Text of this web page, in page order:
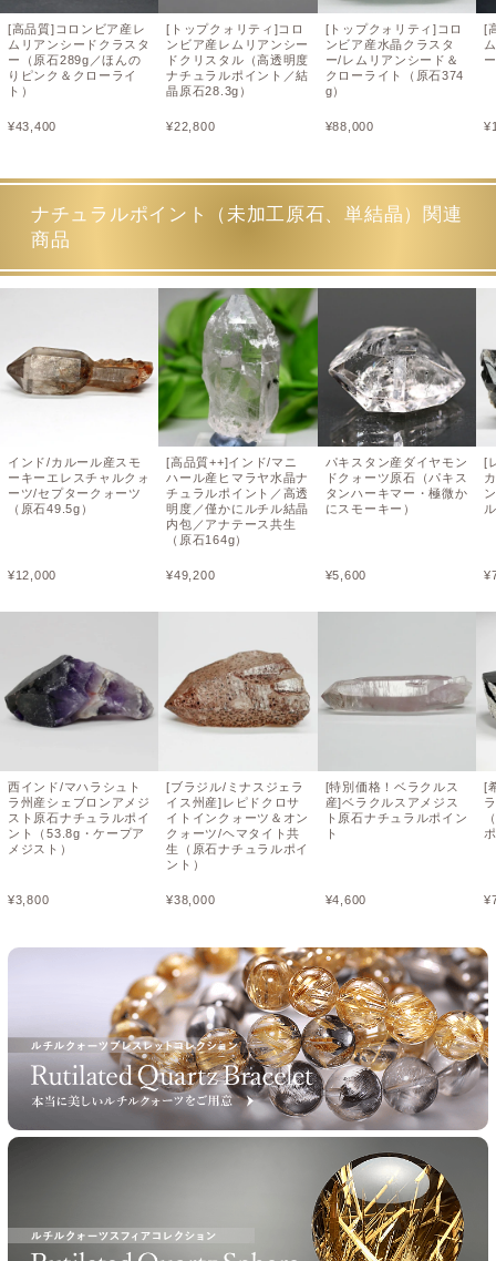
[高品質]コロンビア産レ
ムリアンシードクラスタ
ー（原石289g／ほんの
りピンク＆クローライ
ト）
¥43,400
[トップクォリティ]コロ
ンビア産レムリアンシー
ドクリスタル（高透明度
ナチュラルポイント／結
晶原石28.3g）
¥22,800
[トップクォリティ]コロ
ンビア産水晶クラスタ
ー/レムリアンシード＆
クローライト（原石374
g）
¥88,000
[
¥
ナチュラルポイント（未加工原石、単結晶）関連
商品
インド/カルール産スモ
ーキーエレスチャルクォ
ーツ/セプタークォーツ
（原石49.5g）
¥12,000
西インド/マハラシュト
ラ州産シェブロンアメジ
スト原石ナチュラルポイ
ント（53.8g・ケープア
メジスト）
¥3,800
[高品質++]インド/マニ
ハール産ヒマラヤ水晶ナ
チュラルポイント／高透
明度／僅かにルチル結晶
内包／アナテース共生
（原石164g）
¥49,200
[ブラジル/ミナスジェラ
イス州産]レピドクロサ
イトインクォーツ＆オン
クォーツ/ヘマタイト共
生（原石ナチュラルポイ
ント）
¥38,000
パキスタン産ダイヤモン
ドクォーツ原石（パキス
タンハーキマー・極微か
にスモーキー）
¥5,600
[特別価格！ベラクルス
産]ベラクルスアメジス
ト原石ナチュラルポイン
ト
¥4,600
[
¥
[
¥